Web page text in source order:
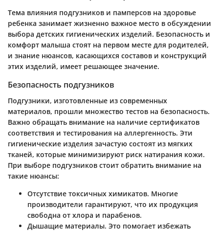
Тема влияния подгузников и памперсов на здоровье
ребенка занимает жизненно важное место в обсуждении
выбора детских гигиенических изделий. Безопасность и
комфорт малыша стоят на первом месте для родителей,
и знание нюансов, касающихся составов и конструкций
этих изделий, имеет решающее значение.
Безопасность подгузников
Подгузники, изготовленные из современных
материалов, прошли множество тестов на безопасность.
Важно обращать внимание на наличие сертификатов
соответствия и тестирования на аллергенность. Эти
гигиенические изделия зачастую состоят из мягких
тканей, которые минимизируют риск натирания кожи.
При выборе подгузников стоит обратить внимание на
такие нюансы:
Отсутствие токсичных химикатов. Многие
производители гарантируют, что их продукция
свободна от хлора и парабенов.
Дышащие материалы. Это помогает избежать